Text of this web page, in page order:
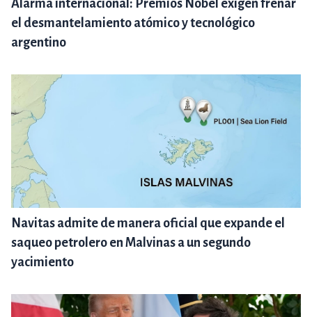
Alarma internacional: Premios Nobel exigen frenar
el desmantelamiento atómico y tecnológico
argentino
Navitas admite de manera oficial que expande el
saqueo petrolero en Malvinas a un segundo
yacimiento